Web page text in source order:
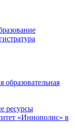
ресурсы
«Иннополис» в